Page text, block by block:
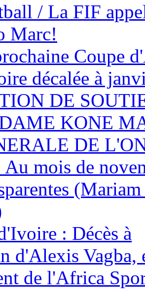
/ La FIF
Marc!
Coupe
décalée à
DE
KONE
DE
mois de